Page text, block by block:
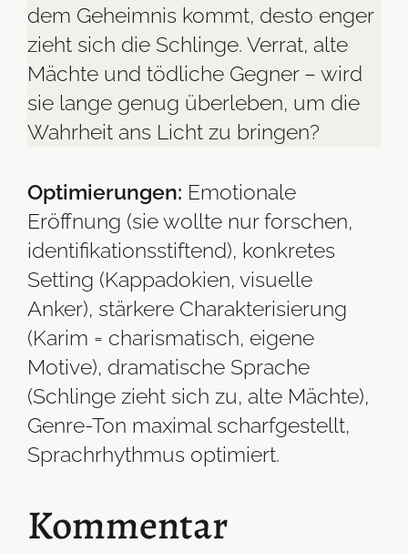
dem Geheimnis kommt, desto enger
zieht sich die Schlinge. Verrat, alte
Mächte und tödliche Gegner – wird
sie lange genug überleben, um die
Wahrheit ans Licht zu bringen?
Optimierungen: Emotionale
Eröffnung (sie wollte nur forschen,
identifikationsstiftend), konkretes
Setting (Kappadokien, visuelle
Anker), stärkere Charakterisierung
(Karim = charismatisch, eigene
Motive), dramatische Sprache
(Schlinge zieht sich zu, alte Mächte),
Genre-Ton maximal scharfgestellt,
Sprachrhythmus optimiert.
Kommentar